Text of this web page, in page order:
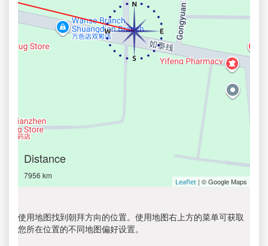
Distance
7956 km
Leaflet | © Google Maps
使用地图找到朝拜方向的位置。使用地图右上方的菜单可获取
您所在位置的不同地图偏好设置。